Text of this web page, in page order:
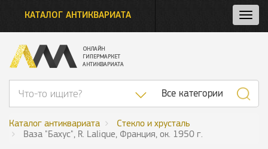
и
КАТАЛОГ АНТИКВАРИАТА
Список
Все категории
Каталог антиквариата
Стекло и хрусталь
Ваза "Бахус", R. Lalique, Франция, ок. 1950 г.